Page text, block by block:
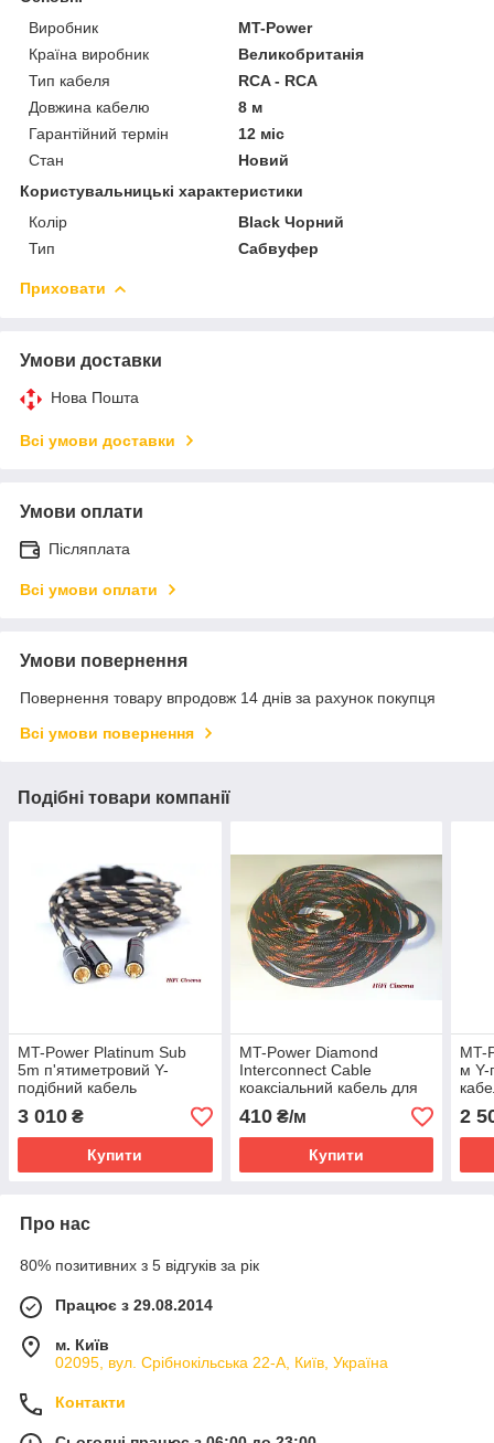
Виробник
MT-Power
Країна виробник
Великобританія
Тип кабеля
RCA - RCA
Довжина кабелю
8 м
Гарантійний термін
12 міс
Стан
Новий
Користувальницькі характеристики
Колір
Black Чорний
Тип
Сабвуфер
Приховати
Умови доставки
Нова Пошта
Всі умови доставки
Умови оплати
Післяплата
Всі умови оплати
Умови повернення
Повернення товару впродовж 14 днів за рахунок покупця
Всі умови повернення
Подібні товари компанії
MT-Power Platinum Sub
5m п'ятиметровий Y-
подібний кабель
3 010 ₴
Купити
MT-Power Diamond
Interconnect Cable
коаксіальний кабель для
410₴/м
Купити
MT-
м Y-
2
Про нас
80% позитивних з 5 відгуків за рік
Працює з 29.08.2014
м. Київ
02095, вул. Срібнокільська 22-А, Київ, Україна
Контакти